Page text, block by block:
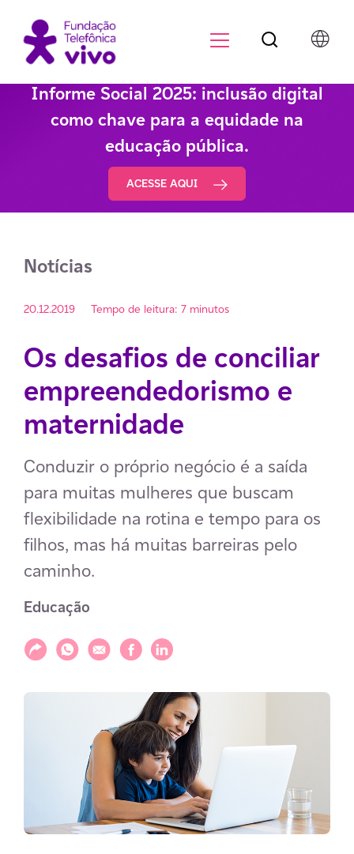
Informe Social 2025: inclusão digital
como chave para a equidade na
educação pública.
ACESSE AQUI
Notícias
20.12.2019 Tempo de leitura: 7 minutos
Os desafios de conciliar
empreendedorismo e
maternidade
Conduzir o próprio negócio é a saída
para muitas mulheres que buscam
flexibilidade na rotina e tempo para os
filhos, mas há muitas barreiras pelo
caminho.
Educação
Compartilhar
Compartilhar via WhatsApp
Compartilhar via E-mail
Compartilhar via Facebook
Compartilhar via LinkedIn
Botão de